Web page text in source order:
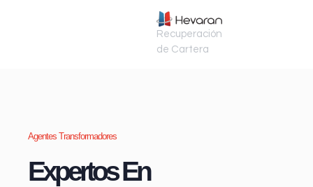
Recuperación
de Cartera
Agentes Transformadores
Expertos En